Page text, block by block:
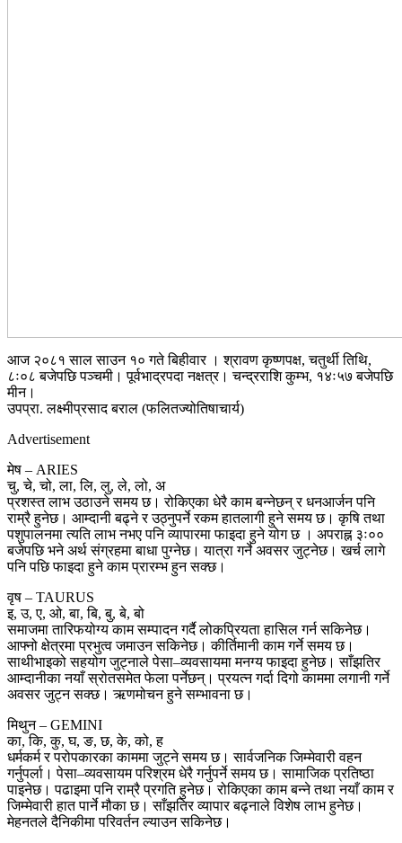
आज २०८१ साल साउन १० गते बिहीवार । श्रावण कृष्णपक्ष, चतुर्थी तिथि,
८ः०८ बजेपछि पञ्चमी। पूर्वभाद्रपदा नक्षत्र। चन्द्रराशि कुम्भ, १४ः५७ बजेपछि
मीन।
उपप्रा. लक्ष्मीप्रसाद बराल (फलितज्योतिषाचार्य)
Advertisement
मेष – ARIES
चु, चे, चो, ला, लि, लु, ले, लो, अ
प्रशस्त लाभ उठाउने समय छ। रोकिएका धेरै काम बन्नेछन् र धनआर्जन पनि
राम्रै हुनेछ। आम्दानी बढ्ने र उठ्नुपर्ने रकम हातलागी हुने समय छ। कृषि तथा
पशुपालनमा त्यति लाभ नभए पनि व्यापारमा फाइदा हुने योग छ । अपराह्न ३ः००
बजेपछि भने अर्थ संग्रहमा बाधा पुग्नेछ। यात्रा गर्ने अवसर जुट्नेछ। खर्च लागे
पनि पछि फाइदा हुने काम प्रारम्भ हुन सक्छ।
वृष – TAURUS
इ, उ, ए, ओ, बा, बि, बु, बे, बो
समाजमा तारिफयोग्य काम सम्पादन गर्दै लोकप्रियता हासिल गर्न सकिनेछ।
आफ्नो क्षेत्रमा प्रभुत्व जमाउन सकिनेछ। कीर्तिमानी काम गर्ने समय छ।
साथीभाइको सहयोग जुट्नाले पेसा–व्यवसायमा मनग्य फाइदा हुनेछ। साँझतिर
आम्दानीका नयाँ स्रोतसमेत फेला पर्नेछन्। प्रयत्न गर्दा दिगो काममा लगानी गर्ने
अवसर जुट्न सक्छ। ऋणमोचन हुने सम्भावना छ।
मिथुन – GEMINI
का, कि, कु, घ, ङ, छ, के, को, ह
धर्मकर्म र परोपकारका काममा जुट्ने समय छ। सार्वजनिक जिम्मेवारी वहन
गर्नुपर्ला। पेसा–व्यवसायम परिश्रम धेरै गर्नुपर्ने समय छ। सामाजिक प्रतिष्ठा
पाइनेछ। पढाइमा पनि राम्रै प्रगति हुनेछ। रोकिएका काम बन्ने तथा नयाँ काम र
जिम्मेवारी हात पार्ने मौका छ। साँझतिर व्यापार बढ्नाले विशेष लाभ हुनेछ।
मेहनतले दैनिकीमा परिवर्तन ल्याउन सकिनेछ।